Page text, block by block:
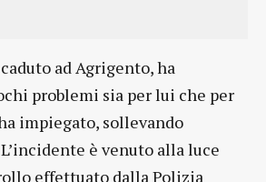
ad Agrigento, ha
problemi sia per lui che per
impiegato, sollevando
è venuto alla luce
effettuato dalla Polizia